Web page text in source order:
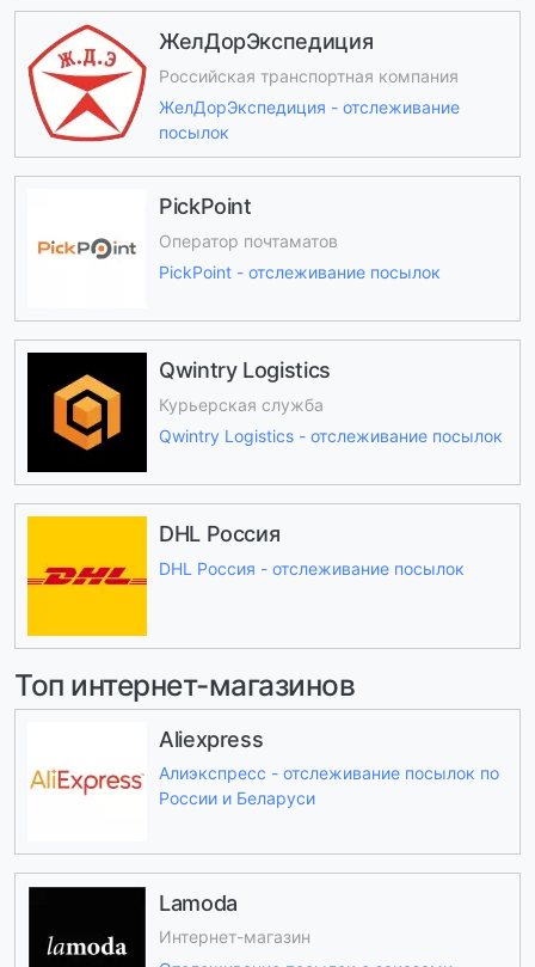
ЖелДорЭкспедиция
Российская транспортная компания
ЖелДорЭкспедиция - отслеживание
посылок
PickPoint
Оператор почтаматов
PickPoint - отслеживание посылок
Qwintry Logistics
Курьерская служба
Qwintry Logistics - отслеживание посылок
DHL Россия
DHL Россия - отслеживание посылок
Топ интернет-магазинов
Aliexpress
Алиэкспресс - отслеживание посылок по
России и Беларуси
Lamoda
Интернет-магазин